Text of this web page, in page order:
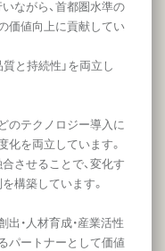
ながら、首都圏水準の
価値向上に貢献してい
と持続性」を両立し
のテクノロジー導入に
化を両立しています。
させることで、変化す
構築しています。
・人材育成・産業活性
パートナーとして価値